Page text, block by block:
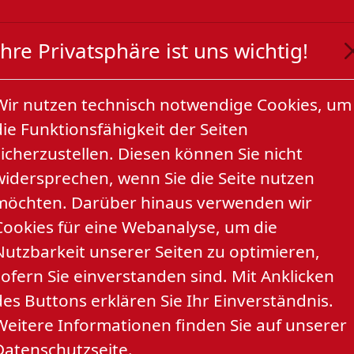
Aufkleber Stuff
Privatsphäre ist uns wichtig!
nutzen technisch notwendige Cookies, um
Funktionsfähigkeit der Seiten
Diesen können Sie nicht
wenn Sie die Seite nutzen
Darüber hinaus verwenden wir
für eine Webanalyse, um die
unserer Seiten zu optimieren,
Sie einverstanden sind. Mit Anklicken
Buttons erklären Sie Ihr Einverständnis.
Informationen finden Sie auf unserer